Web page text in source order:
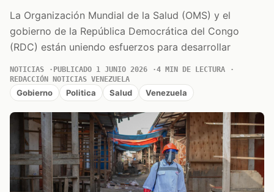
La Organización Mundial de la Salud (OMS) y el
gobierno de la República Democrática del Congo
(RDC) están uniendo esfuerzos para desarrollar
NOTICIAS PUBLICADO 1 JUNIO 2026
4 MIN DE LECTURA
REDACCIÓN NOTICIAS VENEZUELA
Gobierno Politica Salud Venezuela